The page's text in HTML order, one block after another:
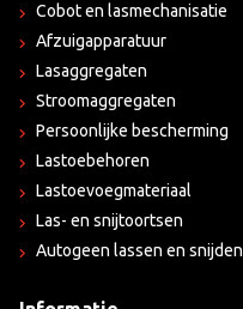
Cobot en lasmechanisatie
Afzuigapparatuur
Lasaggregaten
Stroomaggregaten
Persoonlijke bescherming
Lastoebehoren
Lastoevoegmateriaal
Las- en snijtoortsen
Autogeen lassen en snijden